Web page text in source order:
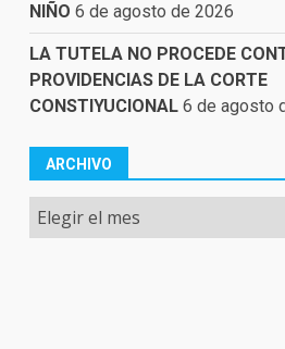
NIÑO 6 de agosto de 2026
LA TUTELA NO PROCEDE
PROVIDENCIAS DE LA CORTE
CONSTIYUCIONAL 6 de agosto
ARCHIVO
Archivo